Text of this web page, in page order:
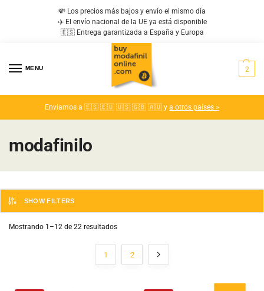
💸 Los precios más bajos y envío el mismo día
✈️ El envío nacional de la UE ya está disponible
🇪🇸 Entrega garantizada a España y Europa
MENU 2
Enviamos a 🇪🇸 🇪🇺 🇺🇸 🇬🇧 🇦🇺 y a otros países >
modafinilo
SHOW FILTERS
Mostrando 1–12 de 22 resultados
1 2